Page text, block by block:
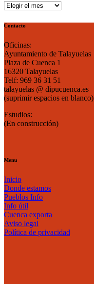
Publicaciones
mes
Contacto
Oficinas:
Ayuntamiento de Talayuelas
Plaza de Cuenca 1
16320 Talayuelas
Telf: 969 36 31 51
talayuelas @ dipucuenca.es
(suprimir espacios en blanco)
Estudios:
(En construcción)
Menu
Inicio
Donde estamos
Pueblos Info
Info útil
Cuenca exporta
Aviso legal
Política de privacidad